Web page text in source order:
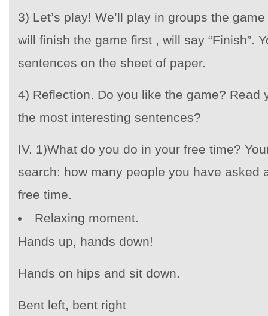
3) Let’s play! We’ll play in groups the
will finish the game first , will say “Finish”.
sentences on the sheet of paper.
4) Reflection. Do you like the game? Read
the most interesting sentences?
IV. 1)What do you do in your free time?
search: how many people you have asked
free time.
Relaxing moment.
Hands up, hands down!
Hands on hips and sit down.
Bent left, bent right